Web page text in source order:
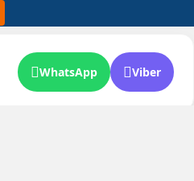
WhatsApp Viber